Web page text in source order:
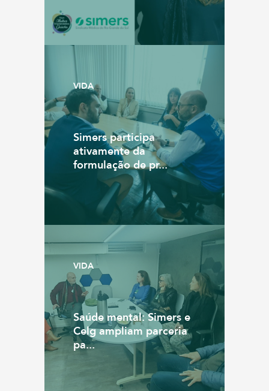
VIDA
Simers participa
ativamente da
formulação de pr...
VIDA
Saúde mental: Simers e
Celg ampliam parceria
pa...